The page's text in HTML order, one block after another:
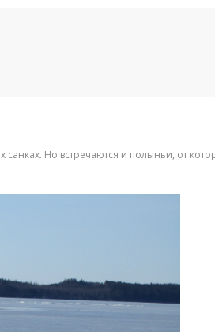
Но встречаются и полыньи, от